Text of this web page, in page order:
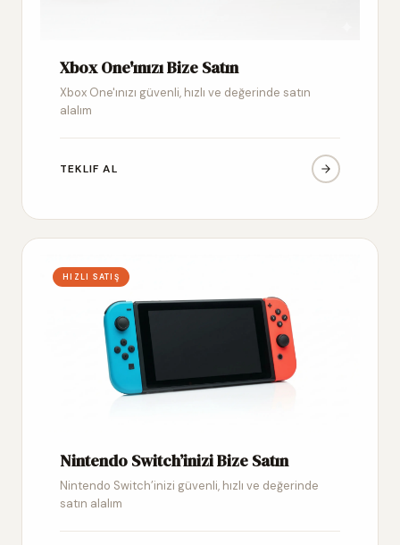
Xbox One'ınızı Bize Satın
Xbox One'ınızı güvenli, hızlı ve değerinde satın
alalım
TEKLIF AL
HIZLI SATIŞ
Nintendo Switch’inizi Bize Satın
Nintendo Switch’inizi güvenli, hızlı ve değerinde
satın alalım